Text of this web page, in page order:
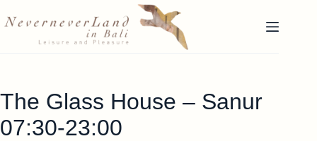
至
The Glass House – Sanur
07:30-23:00